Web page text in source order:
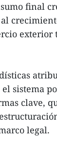
final
sistema
clave,
legal.